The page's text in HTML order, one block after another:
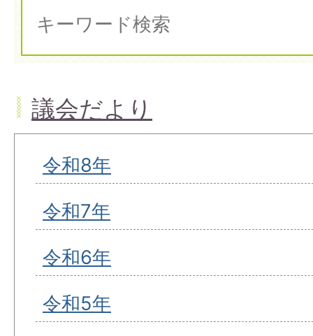
議会だより
令和8年
令和7年
令和6年
令和5年